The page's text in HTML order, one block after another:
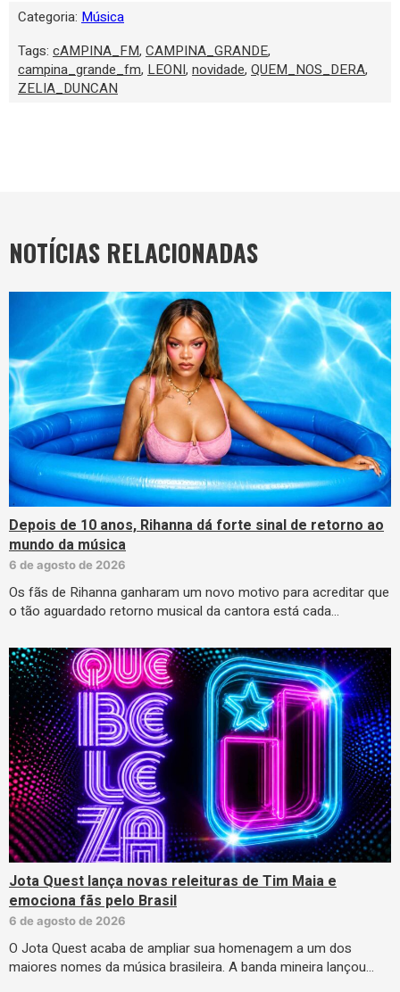
Categoria: Música
Tags: cAMPINA_FM, CAMPINA_GRANDE,
campina_grande_fm, LEONI, novidade, QUEM_NOS_DERA,
ZELIA_DUNCAN
NOTÍCIAS RELACIONADAS
Depois de 10 anos, Rihanna dá forte sinal de retorno ao
mundo da música
6 de agosto de 2026
Os fãs de Rihanna ganharam um novo motivo para acreditar que
o tão aguardado retorno musical da cantora está cada…
Jota Quest lança novas releituras de Tim Maia e
emociona fãs pelo Brasil
6 de agosto de 2026
O Jota Quest acaba de ampliar sua homenagem a um dos
maiores nomes da música brasileira. A banda mineira lançou…